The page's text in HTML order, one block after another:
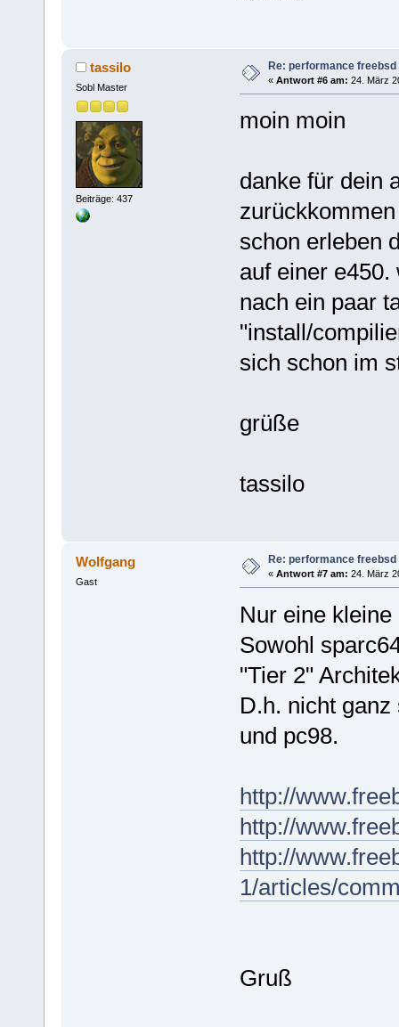
tassilo
Sobl Master
Beiträge: 437
Re: performance
« Antwort #6 am: 24. März
moin moin
danke für dein
schon erleben
auf einer
nach ein paar
"install/
sich schon im
grüße
tassilo
Wolfgang
Gast
Re: performance
« Antwort #7 am: 24. März
Nur eine kleine
Sowohl
"Tier 2"
D.h. nicht
und pc98.
http://
http://
http://
1/articles/
Gruß